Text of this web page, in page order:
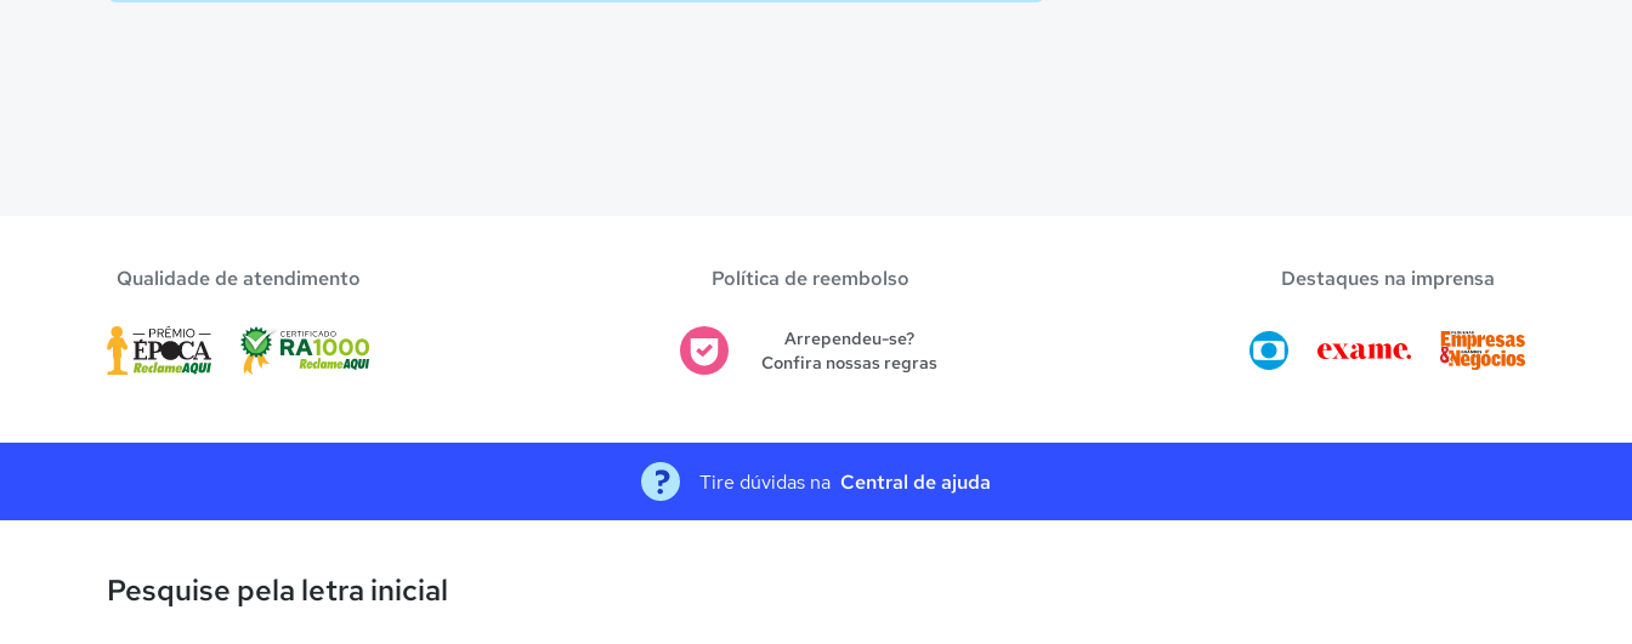
Qualidade de atendimento Política de reembolso
Arrependeu-se?
Confira nossas regras
Destaques na imprensa
Tire dúvidas na Central de ajuda
Pesquise pela letra inicial